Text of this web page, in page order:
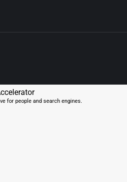
for people and search engines.